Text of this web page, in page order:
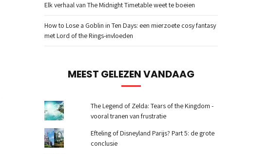
Elk verhaal van The Midnight Timetable weet te boeien
How to Lose a Goblin in Ten Days: een mierzoete cosy fantasy
met Lord of the Rings-invloeden
MEEST GELEZEN VANDAAG
The Legend of Zelda: Tears of the Kingdom -
vooral tranen van frustratie
Efteling of Disneyland Parijs? Part 5: de grote
conclusie